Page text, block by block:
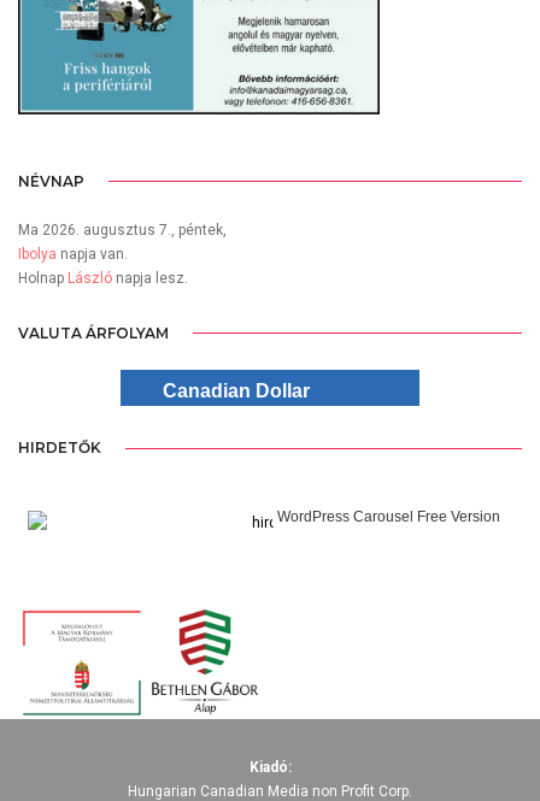
NÉVNAP
Ma 2026. augusztus 7., péntek,
Ibolya napja van.
Holnap László napja lesz.
VALUTA ÁRFOLYAM
Canadian Dollar
HIRDETŐK
WordPress Carousel Free Version
Kiadó:
Hungarian Canadian Media non Profit Corp.